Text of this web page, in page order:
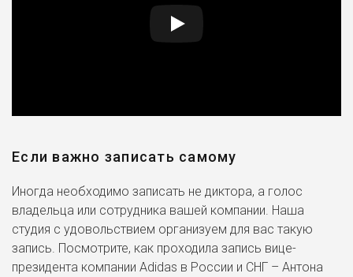
Если важно записать самому
Иногда необходимо записать не диктора, а голос
владельца или сотрудника вашей компании. Наша
студия с удовольствием организуем для вас такую
запись. Посмотрите, как проходила запись вице-
президента компании Adidas в России и СНГ – Антона